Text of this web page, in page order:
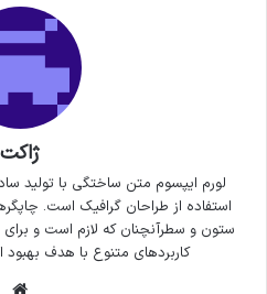
ژاکت
لورم ایپسوم متن ساختگی با تولید
استفاده از طراحان گرافیک است.
ستون و سطرآنچنان که لازم است و برای
کاربردهای متنوع با هدف بهبود